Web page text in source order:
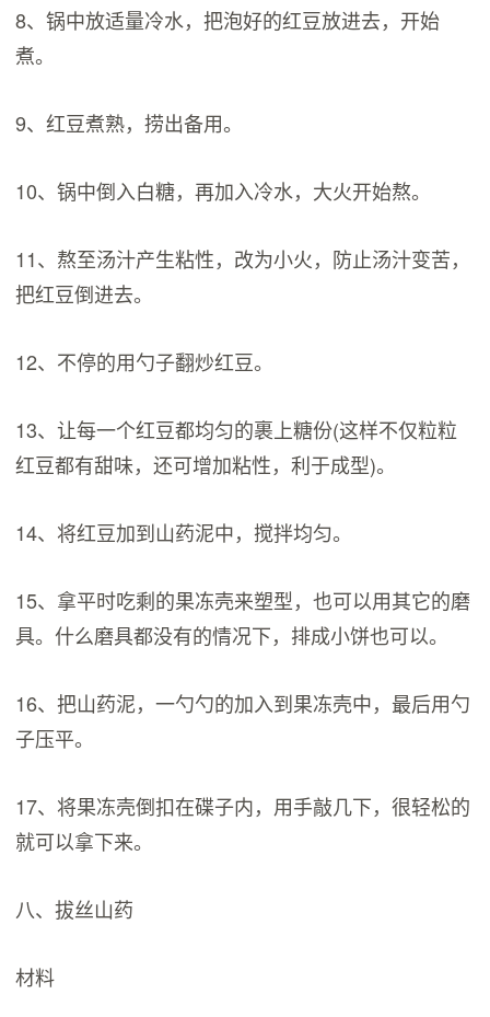
8、锅中放适量冷水，把泡好的红豆放进去，开始
煮。
9、红豆煮熟，捞出备用。
10、锅中倒入白糖，再加入冷水，大火开始熬。
11、熬至汤汁产生粘性，改为小火，防止汤汁变苦，
把红豆倒进去。
12、不停的用勺子翻炒红豆。
13、让每一个红豆都均匀的裹上糖份(这样不仅粒粒
红豆都有甜味，还可增加粘性，利于成型)。
14、将红豆加到山药泥中，搅拌均匀。
15、拿平时吃剩的果冻壳来塑型，也可以用其它的磨
具。什么磨具都没有的情况下，排成小饼也可以。
16、把山药泥，一勺勺的加入到果冻壳中，最后用勺
子压平。
17、将果冻壳倒扣在碟子内，用手敲几下，很轻松的
就可以拿下来。
八、拔丝山药
材料